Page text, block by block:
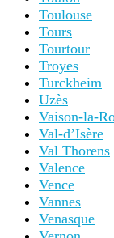
Toulouse
Tours
Tourtour
Troyes
Turckheim
Uzès
Vaison-la-
Val-d’Isère
Val Thorens
Valence
Vence
Vannes
Venasque